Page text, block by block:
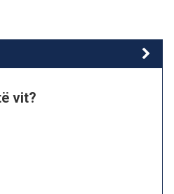
vit?